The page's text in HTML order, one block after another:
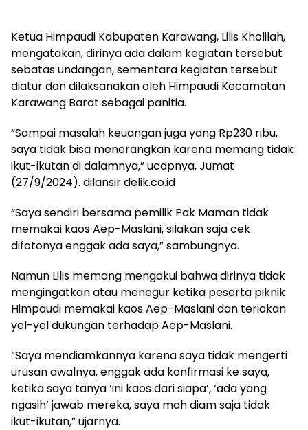
Ketua Himpaudi Kabupaten Karawang, Lilis Kholilah,
mengatakan, dirinya ada dalam kegiatan tersebut
sebatas undangan, sementara kegiatan tersebut
diatur dan dilaksanakan oleh Himpaudi Kecamatan
Karawang Barat sebagai panitia.
“Sampai masalah keuangan juga yang Rp230 ribu,
saya tidak bisa menerangkan karena memang tidak
ikut-ikutan di dalamnya,” ucapnya, Jumat
(27/9/2024). dilansir delik.co.id
“Saya sendiri bersama pemilik Pak Maman tidak
memakai kaos Aep-Maslani, silakan saja cek
difotonya enggak ada saya,” sambungnya.
Namun Lilis memang mengakui bahwa dirinya tidak
mengingatkan atau menegur ketika peserta piknik
Himpaudi memakai kaos Aep-Maslani dan teriakan
yel-yel dukungan terhadap Aep-Maslani.
“Saya mendiamkannya karena saya tidak mengerti
urusan awalnya, enggak ada konfirmasi ke saya,
ketika saya tanya ‘ini kaos dari siapa’, ‘ada yang
ngasih’ jawab mereka, saya mah diam saja tidak
ikut-ikutan,” ujarnya.